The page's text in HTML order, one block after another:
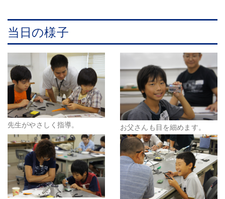
当日の様子
先生がやさしく指導。 お父さんも目を細めます。